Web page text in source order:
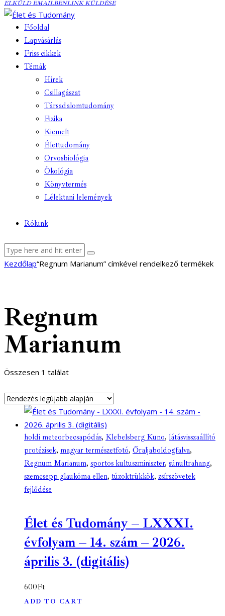
FACEBOOKON
ELKÜLD EMAILBENCOPY
TO
LINK KÜLDÉSE
Főoldal
Lapvásárlás
Friss cikkek
Témák
Hírek
Csillagászat
Társadalomtudomány
Fizika
Kiemelt
Élettudomány
Orvosbiológia
Ökológia
Könyvtermés
Lélektani lelemények
Rólunk
facebook-
youtube-
email
Kezdőlap“Regnum Marianum” címkével rendelkező termékek
Regnum
Marianum
Összesen 1 találat
holdi meteorbecsapódás, Klebelsberg Kuno, látásvisszaállító
protézisek, magyar természetfotó, Őraljaboldogfalva,
Regnum Marianum, sportos kultuszminiszter, sünultrahang,
szemcsepp glaukóma ellen, túzoktrükkök, zsírszövetek
fejlődése
Élet és Tudomány – LXXXI.
évfolyam – 14. szám – 2026.
április 3. (digitális)
600Ft
ADD TO CART